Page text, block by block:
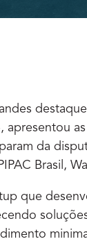
apresentou
da
Brasil,
que